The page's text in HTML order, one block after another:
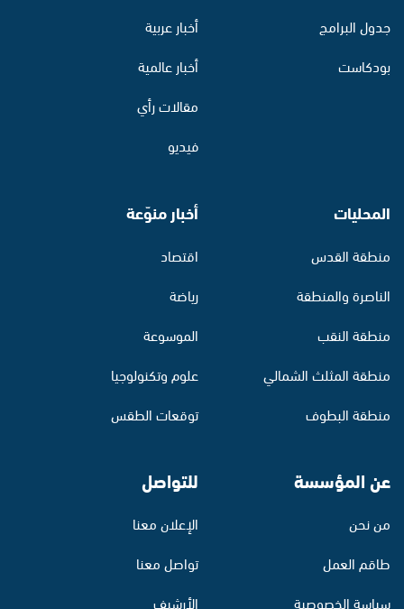
جدول البرامج
بودكاست
أخبار عربية
أخبار عالمية
مقالات رأي
فيديو
المحليات
منطقة القدس
الناصرة والمنطقة
منطقة النقب
منطقة المثلث الشمالي
منطقة البطوف
أخبار منوّعة
اقتصاد
رياضة
الموسوعة
علوم وتكنولوجيا
توقعات الطقس
عن المؤسسة
من نحن
طاقم العمل
سياسة الخصوصية
للتواصل
الإعلان معنا
تواصل معنا
الأرشيف